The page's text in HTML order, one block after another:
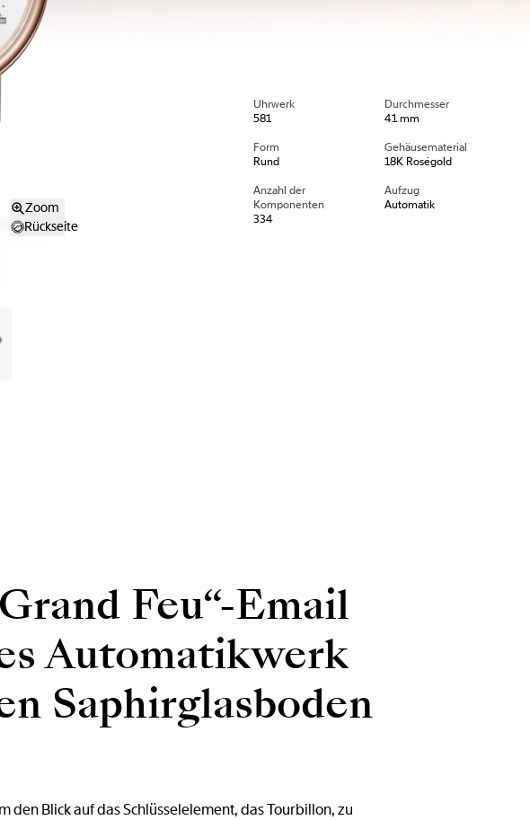
Zoom
Rückseite
Uhrwerk
581
Durchmesser
41 mm
Form
Rund
Gehäusematerial
18K Roségold
Anzahl der
Komponenten
334
Aufzug
Automatik
Feu“-Email
Automatikwerk
Saphirglasboden
Blick auf das Schlüsselelement, das Tourbillon, zu